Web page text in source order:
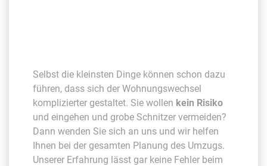
Selbst die kleinsten Dinge können schon dazu
führen, dass sich der Wohnungswechsel
komplizierter gestaltet. Sie wollen kein Risiko
und eingehen und grobe Schnitzer vermeiden?
Dann wenden Sie sich an uns und wir helfen
Ihnen bei der gesamten Planung des Umzugs.
Unserer Erfahrung lässt gar keine Fehler beim